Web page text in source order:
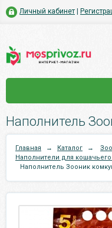
Личный кабинет
Главная → Каталог →
Наполнители для кошачьего
Наполнитель Зооник